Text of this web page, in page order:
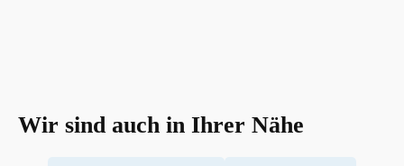
Wir sind auch in Ihrer Nähe